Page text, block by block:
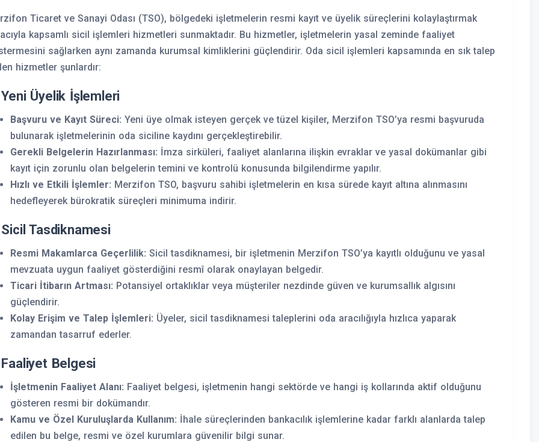
Ticaret ve Sanayi Odası (TSO), bölgedeki işletmelerin resmi kayıt ve üyelik süreçlerini kolaylaştırmak
kapsamlı sicil işlemleri hizmetleri sunmaktadır. Bu hizmetler, işletmelerin yasal zeminde faaliyet
sağlarken aynı zamanda kurumsal kimliklerini güçlendirir. Oda sicil işlemleri kapsamında en sık talep
hizmetler şunlardır:
Üyelik İşlemleri
Başvuru ve Kayıt Süreci: Yeni üye olmak isteyen gerçek ve tüzel kişiler, Merzifon TSO’ya resmi başvuruda
bulunarak işletmelerinin oda siciline kaydını gerçekleştirebilir.
Gerekli Belgelerin Hazırlanması: İmza sirküleri, faaliyet alanlarına ilişkin evraklar ve yasal dokümanlar gibi
kayıt için zorunlu olan belgelerin temini ve kontrolü konusunda bilgilendirme yapılır.
Hızlı ve Etkili İşlemler: Merzifon TSO, başvuru sahibi işletmelerin en kısa sürede kayıt altına alınmasını
hedefleyerek bürokratik süreçleri minimuma indirir.
Tasdiknamesi
Resmi Makamlarca Geçerlilik: Sicil tasdiknamesi, bir işletmenin Merzifon TSO’ya kayıtlı olduğunu ve yasal
mevzuata uygun faaliyet gösterdiğini resmî olarak onaylayan belgedir.
Ticari İtibarın Artması: Potansiyel ortaklıklar veya müşteriler nezdinde güven ve kurumsallık algısını
güçlendirir.
Kolay Erişim ve Talep İşlemleri: Üyeler, sicil tasdiknamesi taleplerini oda aracılığıyla hızlıca yaparak
zamandan tasarruf ederler.
Belgesi
İşletmenin Faaliyet Alanı: Faaliyet belgesi, işletmenin hangi sektörde ve hangi iş kollarında aktif olduğunu
gösteren resmi bir dokümandır.
Kamu ve Özel Kuruluşlarda Kullanım: İhale süreçlerinden bankacılık işlemlerine kadar farklı alanlarda talep
edilen bu belge, resmi ve özel kurumlara güvenilir bilgi sunar.